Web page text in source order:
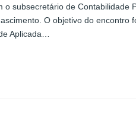
subsecretário de Contabilidade
O objetivo do encontro
Aplicada…